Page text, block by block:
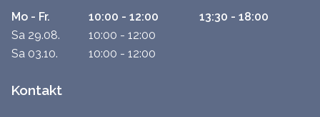
Mo - Fr. 10:00 - 12:00
13:30 - 18:00
Sa 29.08.
10:00 - 12:00
Sa 03.10.
10:00 - 12:00
Kontakt